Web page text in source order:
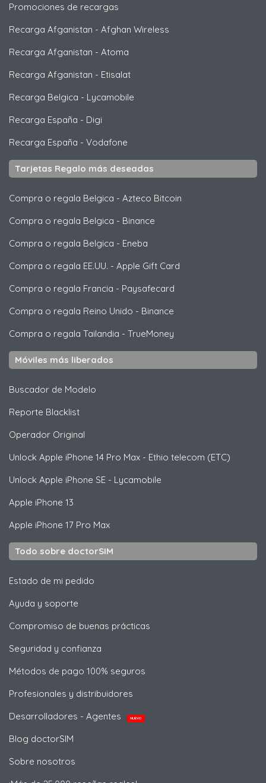
Promociones de recargas
Recarga Afganistan - Afghan Wireless
Recarga Afganistan - Atoma
Recarga Afganistan - Etisalat
Recarga Belgica - Lycamobile
Recarga España - Digi
Recarga España - Vodafone
Tarjetas Regalo más deseadas
Compra o regala Belgica - Azteco Bitcoin
Compra o regala Belgica - Binance
Compra o regala Belgica - Eneba
Compra o regala EE.UU. - Apple Gift Card
Compra o regala Francia - Paysafecard
Compra o regala Reino Unido - Binance
Compra o regala Tailandia - TrueMoney
Móviles más liberados
Buscador de Modelo
Reporte Blacklist
Operador Original
Unlock Apple iPhone 14 Pro Max - Ethio telecom (ETC)
Unlock Apple iPhone SE - Lycamobile
Apple iPhone 13
Apple iPhone 17 Pro Max
Todo sobre doctorSIM
Estado de mi pedido
Ayuda y soporte
Compromiso de buenas prácticas
Seguridad y confianza
Métodos de pago 100% seguros
Profesionales y distribuidores
Desarrolladores - Agentes
NUEVO
Blog doctorSIM
Sobre nosotros